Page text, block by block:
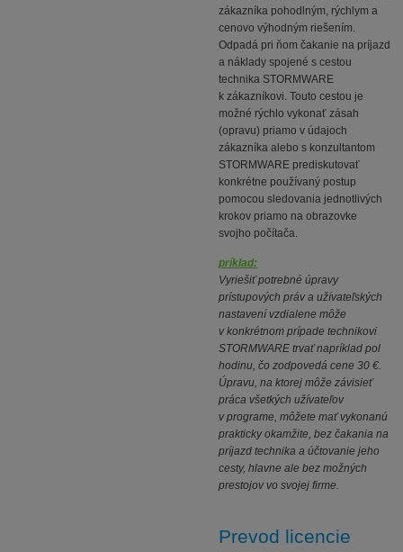
zákazníka pohodlným, rýchlym a
cenovo výhodným riešením.
Odpadá pri ňom čakanie na príjazd
a náklady spojené s cestou
technika STORMWARE
k zákazníkovi. Touto cestou je
možné rýchlo vykonať zásah
(opravu) priamo v údajoch
zákazníka alebo s konzultantom
STORMWARE prediskutovať
konkrétne používaný postup
pomocou sledovania jednotlivých
krokov priamo na obrazovke
svojho počítača.
príklad:
Vyriešiť potrebné úpravy
prístupových práv a užívateľských
nastavení vzdialene môže
v konkrétnom prípade technikovi
STORMWARE trvať napríklad pol
hodinu, čo zodpovedá cene 30 €.
Úpravu, na ktorej môže závisieť
práca všetkých užívateľov
v programe, môžete mať vykonanú
prakticky okamžite, bez čakania na
príjazd technika a účtovanie jeho
cesty, hlavne ale bez možných
prestojov vo svojej firme.
Prevod licencie